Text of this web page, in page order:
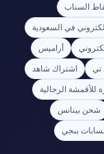
السناب
في السعودية
أراميس
تي
اشتراك شاهد
للأقمشة الرجالية
شحن بينانس
ببجي